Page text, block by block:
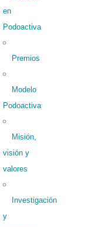
en
Podoactiva
Premios
Modelo
Podoactiva
Misión,
visión y
valores
Investigación
y